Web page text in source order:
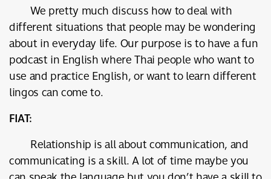
We pretty much discuss how to deal with
different situations that people may be wondering
about in everyday life. Our purpose is to have a fun
podcast in English where Thai people who want to
use and practice English, or want to learn different
lingos can come to.
FIAT:
Relationship is all about communication, and
communicating is a skill. A lot of time maybe you